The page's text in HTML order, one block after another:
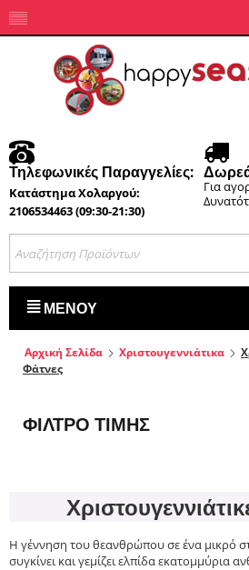
Τηλεφωνικές Παραγγελίες:
Κατάστημα Χολαργού:
2106534463 (09:30-21:30)
Για
ΜΕΝΟΎ
Αρχική Σελίδα Χριστουγεννιάτικα
Φάτνες
ΦΊΛΤΡΟ ΤΙΜΉΣ
Η γέννηση του θεανθρώπου σε ένα μικρό
συγκίνει και γεμίζει ελπίδα εκατομμύρια